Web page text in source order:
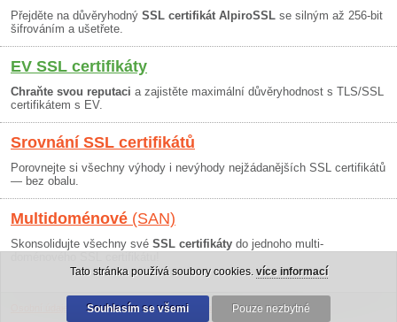
Přejděte na důvěryhodný SSL certifikát AlpiroSSL se silným až 256-bit
šifrováním a ušetřete.
EV SSL certifikáty
Chraňte svou reputaci a zajistěte maximální důvěryhodnost s TLS/SSL
certifikátem s EV.
Srovnání SSL certifikátů
Porovnejte si všechny výhody i nevýhody nejžádanějších SSL certifikátů
— bez obalu.
Multidoménové (SAN)
Skonsolidujte všechny své SSL certifikáty do jednoho multi-
Obchodní podmínky|30 dní záruka
Tato stránka používá soubory cookies. více informací
Souhlasím se všemi Pouze nezbytné